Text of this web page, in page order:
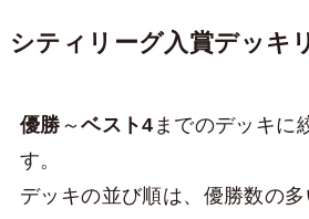
シティリーグ入賞デッキ
優勝 ～ベスト4 までのデッキに
す。
デッキの並び順は、優勝数の